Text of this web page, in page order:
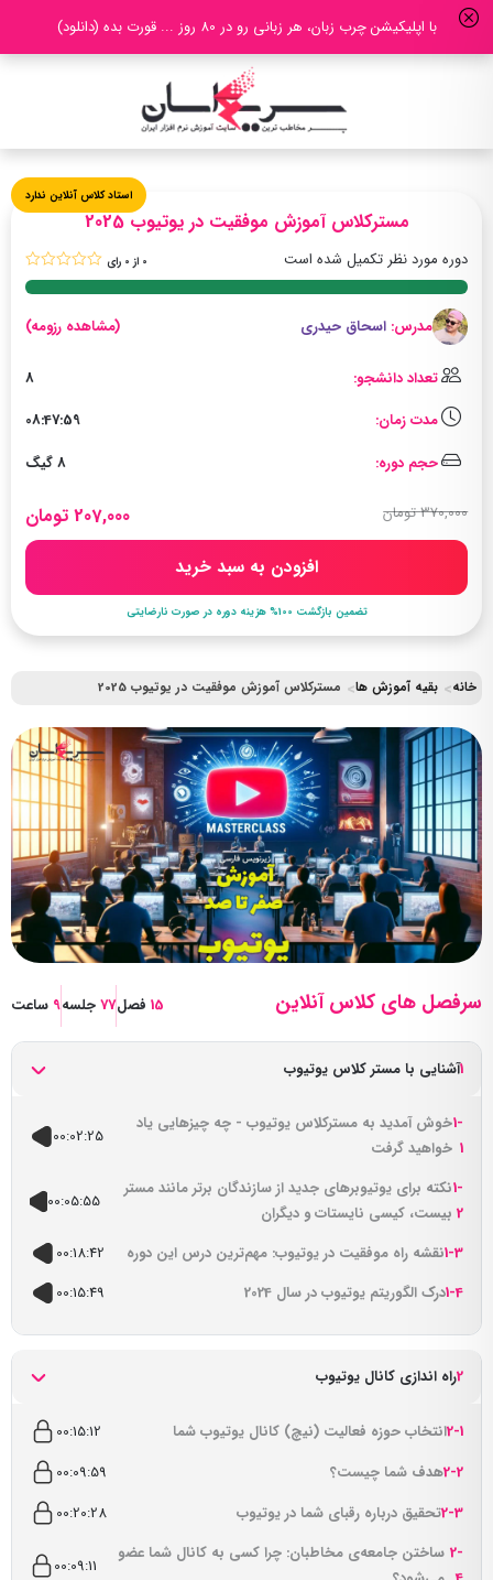
با اپلیکیشن چرب زبان، هر زبانی رو در 80 روز ... قورت بده (دانلود)
خانه بقیه آموزش ها مسترکلاس آموزش موفقیت در یوتیوب 2025
استاد کلاس آنلاین ندارد
مسترکلاس آموزش موفقیت در یوتیوب 2025
دوره مورد نظر تکمیل شده است 0 از 0 رای sssss
مدرس:اسحاق حیدری (مشاهده رزومه)
تعداد دانشجو:
8
مدت زمان:
08:47:59
حجم دوره:
8 گیگ
370,000 تومان 207,000 تومان
افزودن به سبد خرید
تضمین بازگشت 100% هزینه دوره در صورت نارضایتی
سرفصل های کلاس آنلاین 15 فصل77جلسه9 ساعت
1آشنایی با مستر کلاس یوتیوب
1-
1
خوش آمدید به مسترکلاس یوتیوب - چه چیزهایی یاد
خواهید گرفت
00:02:25
1-
2
نکته برای یوتیوبرهای جدید از سازندگان برتر مانند مستر
بیست، کیسی نایستات و دیگران
00:05:55
1-3نقشه راه موفقیت در یوتیوب: مهم‌ترین درس این دوره
00:18:42
1-4درک الگوریتم یوتیوب در سال 2024 00:15:49
2راه اندازی کانال یوتیوب
2-1انتخاب حوزه فعالیت (نیچ) کانال یوتیوب شما
00:15:12
2-2هدف شما چیست؟
00:09:59
2-3تحقیق درباره رقبای شما در یوتیوب
00:20:28
2- ساختن جامعه‌ی مخاطبان: چرا کسی به کانال شما عضو
00:09:11